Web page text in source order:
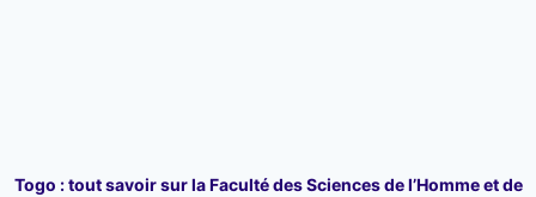
Togo : tout savoir sur la Faculté des Sciences de l’Homme et de